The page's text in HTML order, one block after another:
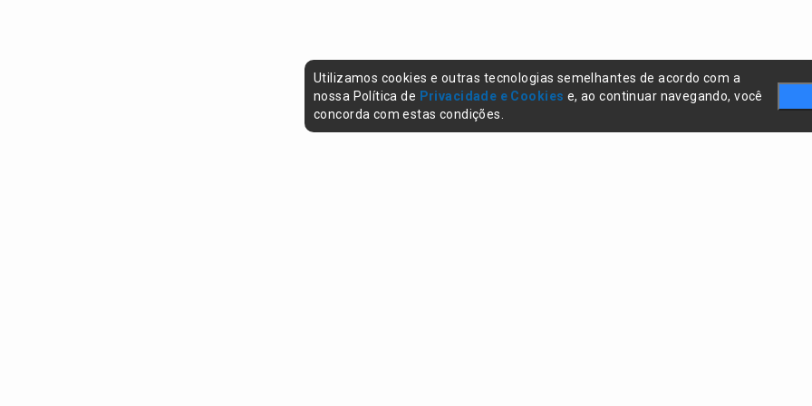
Utilizamos cookies e outras tecnologias semelhantes de acordo com a
nossa Política de Privacidade e Cookies e, ao continuar navegando, você
concorda com estas condições.